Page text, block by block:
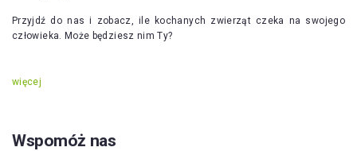
Przyjdź do nas i zobacz, ile kochanych zwierząt czeka na swojego
człowieka. Może będziesz nim Ty?
więcej
Wspomóż nas